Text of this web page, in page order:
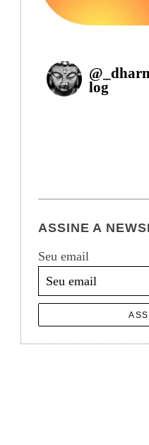
@
log
ASSINE A
Seu email